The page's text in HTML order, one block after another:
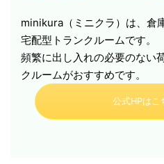
minikura（ミニクラ）は、倉
宅配型トランクルームです。
頻繁に出し入れの必要のない
クルームがおすすめです。
公式HPはこ